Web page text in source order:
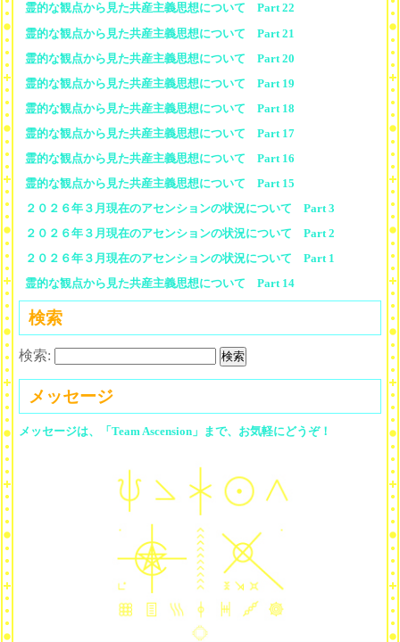
霊的な観点から見た共産主義思想について Part 22
霊的な観点から見た共産主義思想について Part 21
霊的な観点から見た共産主義思想について Part 20
霊的な観点から見た共産主義思想について Part 19
霊的な観点から見た共産主義思想について Part 18
霊的な観点から見た共産主義思想について Part 17
霊的な観点から見た共産主義思想について Part 16
霊的な観点から見た共産主義思想について Part 15
２０２６年３月現在のアセンションの状況について Part 3
２０２６年３月現在のアセンションの状況について Part 2
２０２６年３月現在のアセンションの状況について Part 1
霊的な観点から見た共産主義思想について Part 14
検索
検索:
メッセージ
メッセージは、「Team Ascension」まで、お気軽にどうぞ！